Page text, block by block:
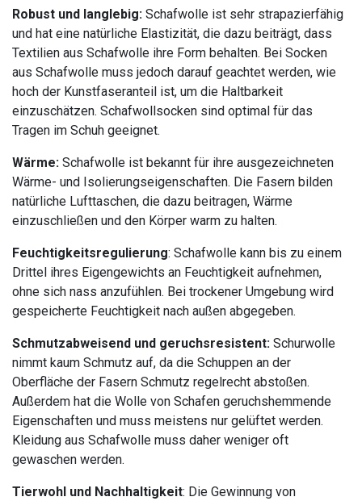
Robust und langlebig: Schafwolle ist sehr strapazierfähig
und hat eine natürliche Elastizität, die dazu beiträgt, dass
Textilien aus Schafwolle ihre Form behalten. Bei Socken
aus Schafwolle muss jedoch darauf geachtet werden, wie
hoch der Kunstfaseranteil ist, um die Haltbarkeit
einzuschätzen. Schafwollsocken sind optimal für das
Tragen im Schuh geeignet.
Wärme: Schafwolle ist bekannt für ihre ausgezeichneten
Wärme- und Isolierungseigenschaften. Die Fasern bilden
natürliche Lufttaschen, die dazu beitragen, Wärme
einzuschließen und den Körper warm zu halten.
Feuchtigkeitsregulierung: Schafwolle kann bis zu einem
Drittel ihres Eigengewichts an Feuchtigkeit aufnehmen,
ohne sich nass anzufühlen. Bei trockener Umgebung wird
gespeicherte Feuchtigkeit nach außen abgegeben.
Schmutzabweisend und geruchsresistent: Schurwolle
nimmt kaum Schmutz auf, da die Schuppen an der
Oberfläche der Fasern Schmutz regelrecht abstoßen.
Außerdem hat die Wolle von Schafen geruchshemmende
Eigenschaften und muss meistens nur gelüftet werden.
Kleidung aus Schafwolle muss daher weniger oft
gewaschen werden.
Tierwohl und Nachhaltigkeit: Die Gewinnung von